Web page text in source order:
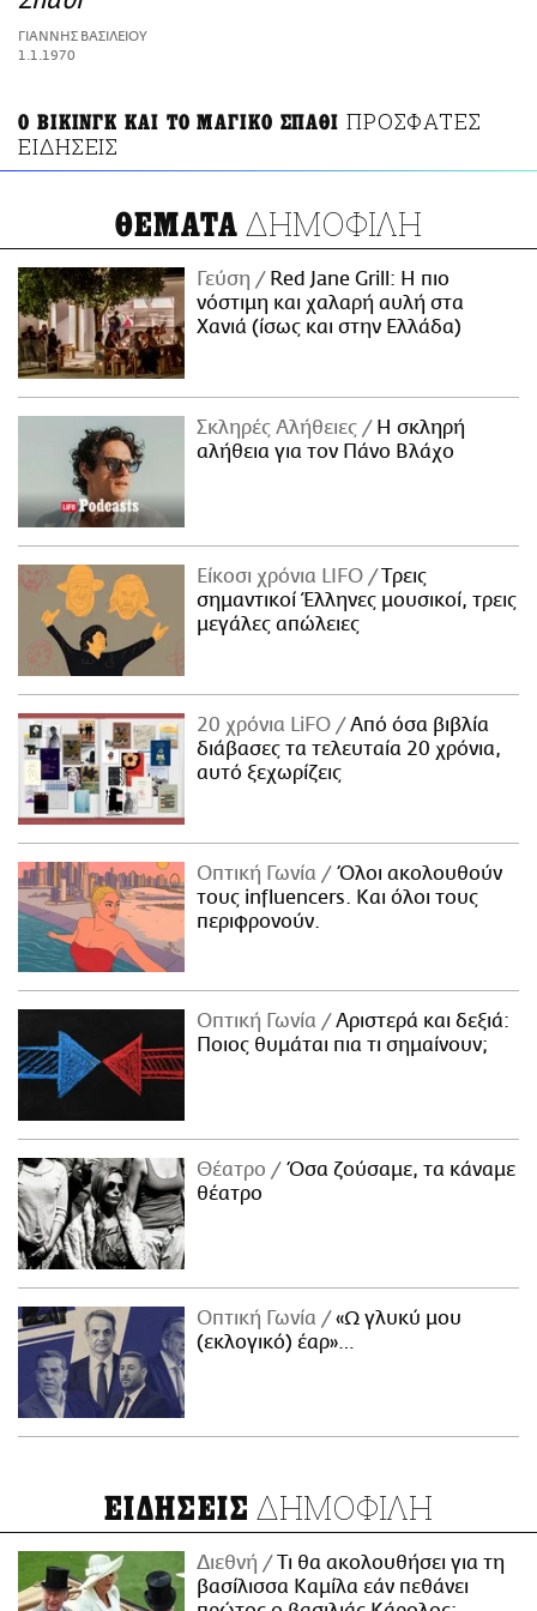
ΑΜΠΑ
PRINT
ΓΙΑΝΝΗΣ ΒΑΣΙΛΕΙΟΥ
1.1.1970
Ο ΒΙΚΙΝΓΚ ΚΑΙ ΤΟ ΜΑΓΙΚΟ ΣΠΑΘΙ ΠΡΟΣΦΑΤΕΣ
ΕΙΔΗΣΕΙΣ
ΘΕΜΑΤΑ ΔΗΜΟΦΙΛΗ
Γεύση
Red Jane Grill: Η πιο
νόστιμη και χαλαρή αυλή στα
Χανιά (ίσως και στην Ελλάδα)
Σκληρές Αλήθειες
H σκληρή
αλήθεια για τον Πάνο Βλάχο
Είκοσι χρόνια LIFO
Tρεις
σημαντικοί Έλληνες μουσικοί, τρεις
μεγάλες απώλειες
20 χρόνια LiFO
Από όσα βιβλία
διάβασες τα τελευταία 20 χρόνια,
αυτό ξεχωρίζεις
Οπτική Γωνία
Όλοι ακολουθούν
τους influencers. Και όλοι τους
περιφρονούν.
Οπτική Γωνία
Αριστερά και δεξιά:
Ποιος θυμάται πια τι σημαίνουν;
Θέατρο
Όσα ζούσαμε, τα κάναμε
θέατρο
Οπτική Γωνία
«Ω γλυκύ μου
(εκλογικό) έαρ»…
ΕΙΔΗΣΕΙΣ ΔΗΜΟΦΙΛΗ
Διεθνή
Τι θα ακολουθήσει για τη
βασίλισσα Καμίλα εάν πεθάνει